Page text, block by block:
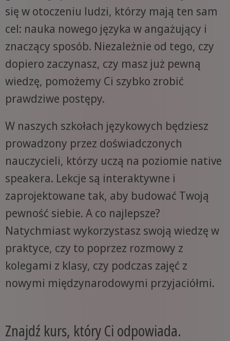
się w otoczeniu ludzi, którzy mają ten sam
cel: nauka nowego języka w angażujący i
znaczący sposób. Niezależnie od tego, czy
dopiero zaczynasz, czy masz już pewną
wiedzę, pomożemy Ci szybko zrobić
prawdziwe postępy.
W naszych szkołach językowych będziesz
prowadzony przez doświadczonych
nauczycieli, którzy uczą na poziomie native
speakera. Lekcje są interaktywne i
zaprojektowane tak, aby budować Twoją
pewność siebie. A co najlepsze?
Natychmiast wykorzystasz swoją wiedzę w
praktyce, czy to poprzez rozmowy z
kolegami z klasy, czy podczas zajęć z
nowymi międzynarodowymi przyjaciółmi.
Znajdź kurs, który Ci odpowiada.